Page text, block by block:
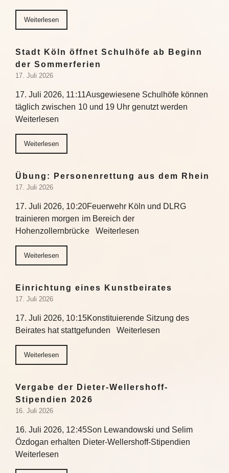
Weiterlesen
Stadt Köln öffnet Schulhöfe ab Beginn
der Sommerferien
17. Juli 2026
17. Juli 2026, 11:11Ausgewiesene Schulhöfe können
täglich zwischen 10 und 19 Uhr genutzt werden
Weiterlesen
Weiterlesen
Übung: Personenrettung aus dem Rhein
17. Juli 2026
17. Juli 2026, 10:20Feuerwehr Köln und DLRG
trainieren morgen im Bereich der
Hohenzollernbrücke Weiterlesen
Weiterlesen
Einrichtung eines Kunstbeirates
17. Juli 2026
17. Juli 2026, 10:15Konstituierende Sitzung des
Beirates hat stattgefunden Weiterlesen
Weiterlesen
Vergabe der Dieter-Wellershoff-
Stipendien 2026
16. Juli 2026
16. Juli 2026, 12:45Son Lewandowski und Selim
Özdogan erhalten Dieter-Wellershoff-Stipendien
Weiterlesen